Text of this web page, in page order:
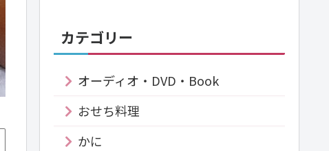
カテゴリー
オーディオ・DVD・Book
おせち料理
かに